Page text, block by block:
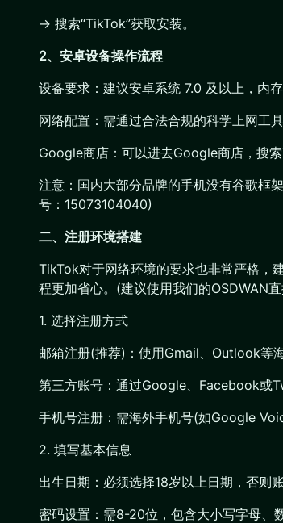
→ 搜索“TikTok”获取安装。
2、安卓设备操作流程
设备要求：建议安卓系统 7.0 及以上，内
网络配置：需通过合法合规的科学上网工具
Google商店：可以进去Google商店，搜索
注意：国内大部分品牌的手机没有谷歌框
号：15073104040)
二、注册环境搭建
TikTok对于网络环境的要求也非常严格，
程更加省心。(建议使用我们的OSDWAN
1. 选择注册方式
邮箱注册(推荐)：使用Gmail、Outlook等
第三方账号：通过Google、Facebook或
手机号注册：需海外手机号(如Google
2. 填写基本信息
出生日期：必须选择18岁以上日期，否则
密码设置：需8-20位，包含大小写字母、